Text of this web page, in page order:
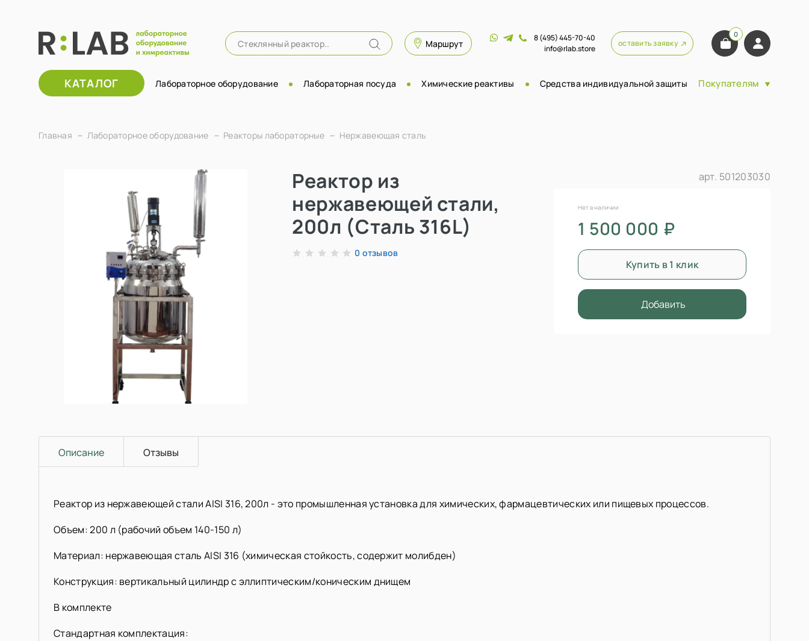
Маршрут
8 (495) 445-70-40
info@rlab.store
оставить заявку
0
КАТАЛОГ Лабораторное оборудование Лабораторная посуда Химические реактивы Средства индивидуальной защиты Покупателям
Главная Лабораторное оборудование Реакторы лабораторные Нержавеющая сталь
Реактор из
нержавеющей стали,
200л (Сталь 316L)
0 отзывов
арт. 501203030
Нет в наличии
1 500 000 ₽
Купить в 1 клик
Добавить
Описание Отзывы
Реактор из нержавеющей стали AISI 316, 200л - это промышленная установка для химических, фармацевтических или пищевых процессов.
Объем: 200 л (рабочий объем 140-150 л)
Материал: нержавеющая сталь AISI 316 (химическая стойкость, содержит молибден)
Конструкция: вертикальный цилиндр с эллиптическим/коническим днищем
В комплекте
Стандартная комплектация: